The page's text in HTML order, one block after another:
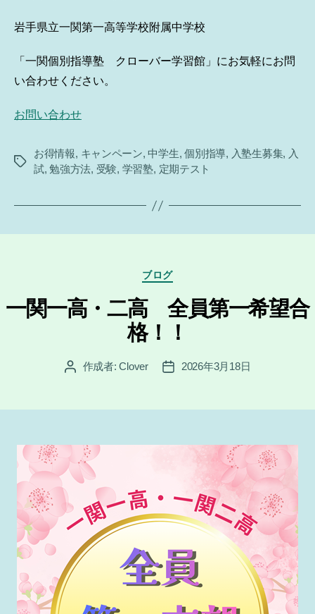
岩手県立一関第一高等学校附属中学校
「一関個別指導塾 クローバー学習館」にお気軽にお問
い合わせください。
お問い合わせ
タ
お得情報, キャンペーン,中学生,個別指導, 入塾生募集, 入
試,勉強方法, 受験, 学習塾, 定期テスト
カ
テ
ー
ブログ
一関一高・二高 全員第一希望合
格！！
投 作成者:Clover
投
2026年3月18日